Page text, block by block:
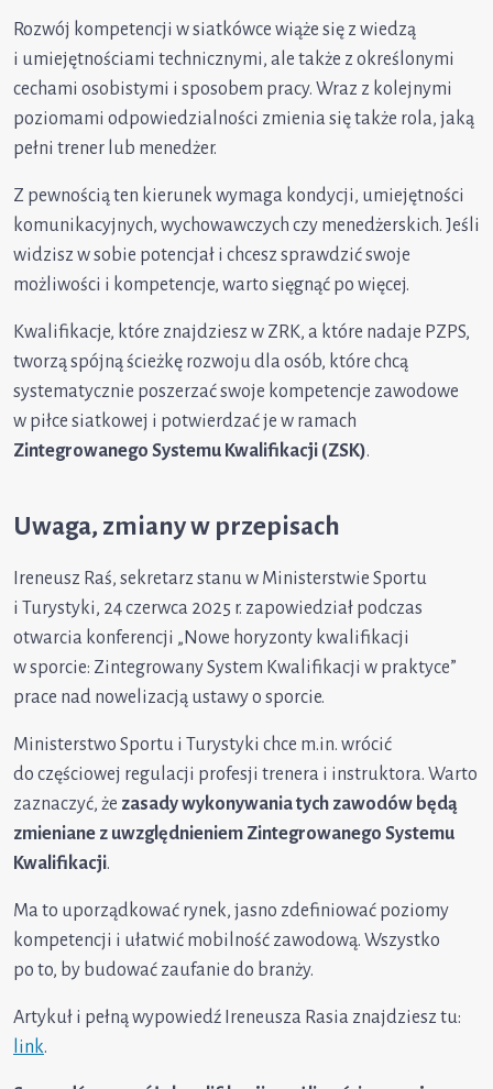
Rozwój kompetencji w siatkówce wiąże się z wiedzą
i umiejętnościami technicznymi, ale także z określonymi
cechami osobistymi i sposobem pracy. Wraz z kolejnymi
poziomami odpowiedzialności zmienia się także rola, jaką
pełni trener lub menedżer.
Z pewnością ten kierunek wymaga kondycji, umiejętności
komunikacyjnych, wychowawczych czy menedżerskich. Jeśli
widzisz w sobie potencjał i chcesz sprawdzić swoje
możliwości i kompetencje, warto sięgnąć po więcej.
Kwalifikacje, które znajdziesz w ZRK, a które nadaje PZPS,
tworzą spójną ścieżkę rozwoju dla osób, które chcą
systematycznie poszerzać swoje kompetencje zawodowe
w piłce siatkowej i potwierdzać je w ramach
Zintegrowanego Systemu Kwalifikacji (ZSK).
Uwaga, zmiany w przepisach
Ireneusz Raś, sekretarz stanu w Ministerstwie Sportu
i Turystyki, 24 czerwca 2025 r. zapowiedział podczas
otwarcia konferencji „Nowe horyzonty kwalifikacji
w sporcie: Zintegrowany System Kwalifikacji w praktyce”
prace nad nowelizacją ustawy o sporcie.
Ministerstwo Sportu i Turystyki chce m.in. wrócić
do częściowej regulacji profesji trenera i instruktora. Warto
zaznaczyć, że zasady wykonywania tych zawodów będą
zmieniane z uwzględnieniem Zintegrowanego Systemu
Kwalifikacji.
Ma to uporządkować rynek, jasno zdefiniować poziomy
kompetencji i ułatwić mobilność zawodową. Wszystko
po to, by budować zaufanie do branży.
Artykuł i pełną wypowiedź Ireneusza Rasia znajdziesz tu:
link.